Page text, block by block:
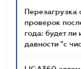
Перезагрузка
проверок
года: будет ли
давности "с